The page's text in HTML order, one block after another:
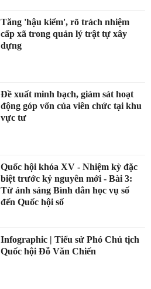
Tăng 'hậu kiểm', rõ trách nhiệm
cấp xã trong quản lý trật tự xây
dựng
Đề xuất minh bạch, giám sát hoạt
động góp vốn của viên chức tại khu
vực tư
Quốc hội khóa XV - Nhiệm kỳ đặc
biệt trước kỷ nguyên mới - Bài 3:
Từ ánh sáng Bình dân học vụ số
đến Quốc hội số
Infographic | Tiểu sử Phó Chủ tịch
Quốc hội Đỗ Văn Chiến